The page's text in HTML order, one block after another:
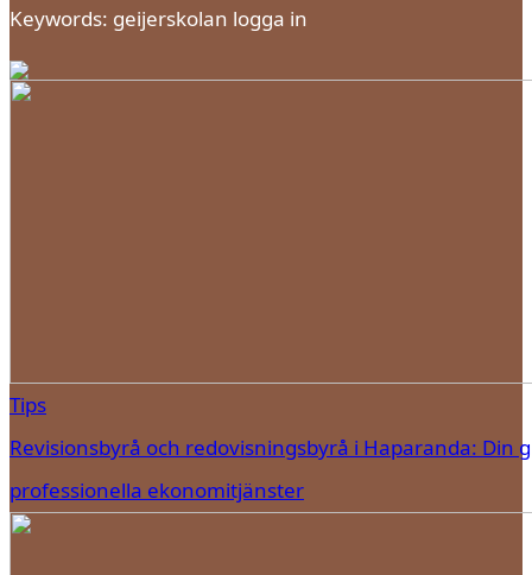
Keywords: geijerskolan logga in
Tips
Revisionsbyrå och redovisningsbyrå i Haparanda: Din
professionella ekonomitjänster